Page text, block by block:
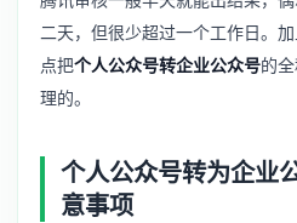
二天，但很少超过一个工作日。
点把个人公众号转企业公众号的
理的。
个人公众号转为企业
意事项